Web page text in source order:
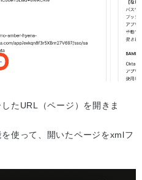
たURL（ページ）を開きま
使って、開いたページをxmlフ